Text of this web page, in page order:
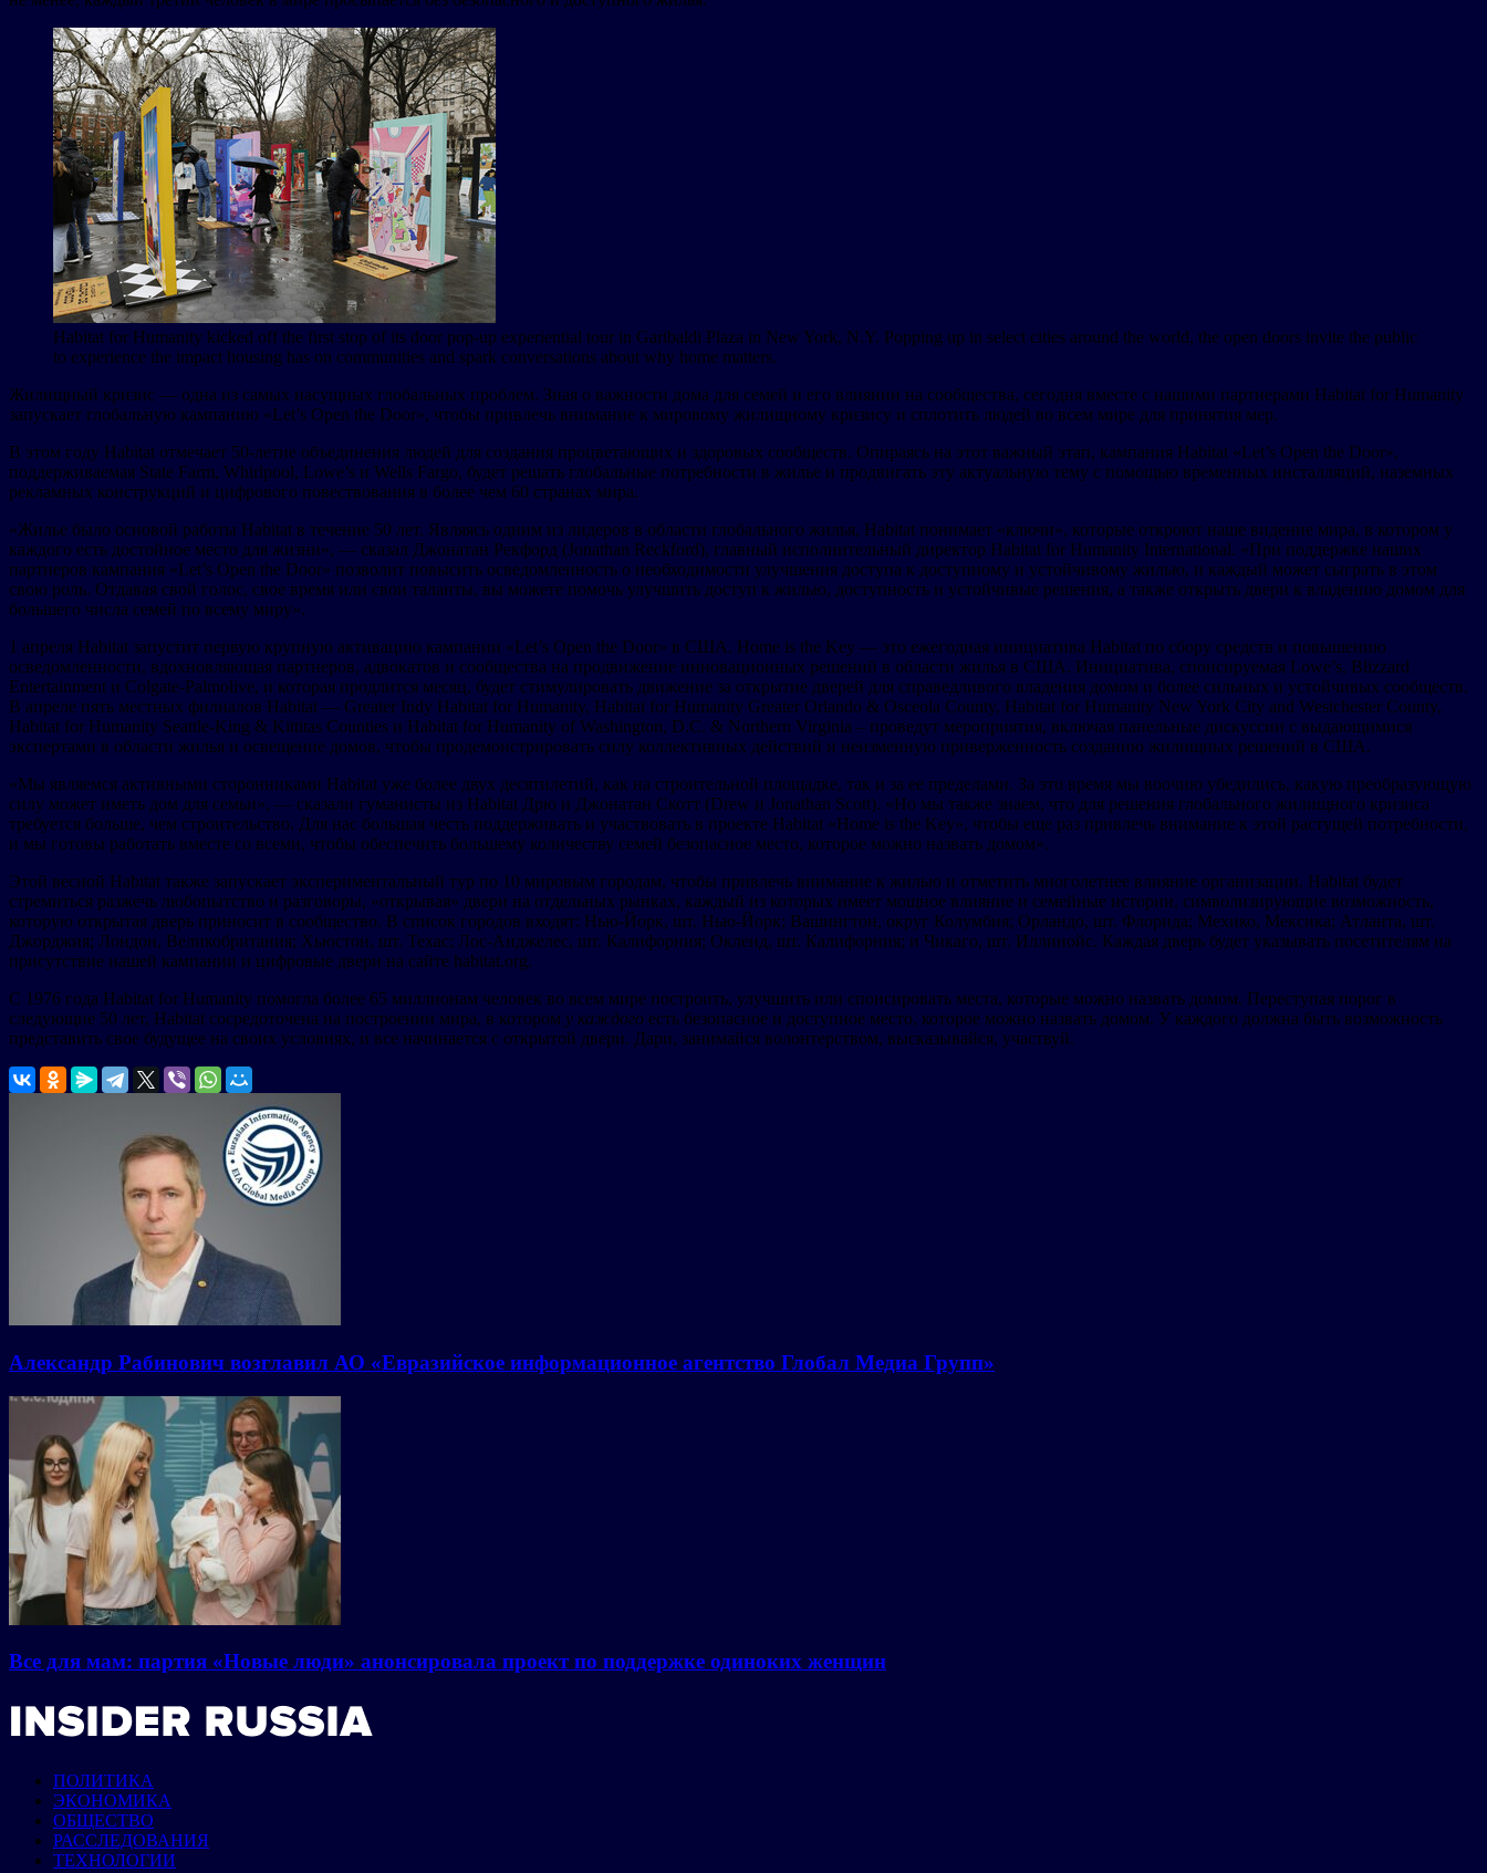
Habitat for Humanity kicked off the first stop of its door pop-up experiential tour in Garibaldi Plaza in New York, N.Y. Popping up in select cities around the world, the open doors invite the public
to experience the impact housing has on communities and spark conversations about why home matters.
Жилищный кризис — одна из самых насущных глобальных проблем. Зная о важности дома для семей и его влиянии на сообщества, сегодня вместе с нашими партнерами Habitat for Humanity
запускает глобальную кампанию «Let’s Open the Door», чтобы привлечь внимание к мировому жилищному кризису и сплотить людей во всем мире для принятия мер.
В этом году Habitat отмечает 50-летие объединения людей для создания процветающих и здоровых сообществ. Опираясь на этот важный этап, кампания Habitat «Let’s Open the Door»,
поддерживаемая State Farm, Whirlpool, Lowe’s и Wells Fargo, будет решать глобальные потребности в жилье и продвигать эту актуальную тему с помощью временных инсталляций, наземных
рекламных конструкций и цифрового повествования в более чем 60 странах мира.
«Жилье было основой работы Habitat в течение 50 лет. Являясь одним из лидеров в области глобального жилья, Habitat понимает «ключи», которые откроют наше видение мира, в котором у
каждого есть достойное место для жизни», — сказал Джонатан Рекфорд (Jonathan Reckford), главный исполнительный директор Habitat for Humanity International. «При поддержке наших
партнеров кампания «Let’s Open the Door» позволит повысить осведомленность о необходимости улучшения доступа к доступному и устойчивому жилью, и каждый может сыграть в этом
свою роль. Отдавая свой голос, свое время или свои таланты, вы можете помочь улучшить доступ к жилью, доступность и устойчивые решения, а также открыть двери к владению домом для
большего числа семей по всему миру».
1 апреля Habitat запустит первую крупную активацию кампании «Let’s Open the Door» в США. Home is the Key — это ежегодная инициатива Habitat по сбору средств и повышению
осведомленности, вдохновляющая партнеров, адвокатов и сообщества на продвижение инновационных решений в области жилья в США. Инициатива, спонсируемая Lowe’s, Blizzard
Entertainment и Colgate-Palmolive, и которая продлится месяц, будет стимулировать движение за открытие дверей для справедливого владения домом и более сильных и устойчивых сообществ.
В апреле пять местных филиалов Habitat — Greater Indy Habitat for Humanity, Habitat for Humanity Greater Orlando & Osceola County, Habitat for Humanity New York City and Westchester County,
Habitat for Humanity Seattle-King & Kittitas Counties и Habitat for Humanity of Washington, D.C. & Northern Virginia – проведут мероприятия, включая панельные дискуссии с выдающимися
экспертами в области жилья и освещение домов, чтобы продемонстрировать силу коллективных действий и неизменную приверженность созданию жилищных решений в США.
«Мы являемся активными сторонниками Habitat уже более двух десятилетий, как на строительной площадке, так и за ее пределами. За это время мы воочию убедились, какую преобразующую
силу может иметь дом для семьи», — сказали гуманисты из Habitat Дрю и Джонатан Скотт (Drew и Jonathan Scott). «Но мы также знаем, что для решения глобального жилищного кризиса
требуется больше, чем строительство. Для нас большая честь поддерживать и участвовать в проекте Habitat «Home is the Key», чтобы еще раз привлечь внимание к этой растущей потребности,
и мы готовы работать вместе со всеми, чтобы обеспечить большему количеству семей безопасное место, которое можно назвать домом».
Этой весной Habitat также запускает экспериментальный тур по 10 мировым городам, чтобы привлечь внимание к жилью и отметить многолетнее влияние организации. Habitat будет
стремиться разжечь любопытство и разговоры, «открывая» двери на отдельных рынках, каждый из которых имеет мощное влияние и семейные истории, символизирующие возможность,
которую открытая дверь приносит в сообщество. В список городов входят: Нью-Йорк, шт. Нью-Йорк; Вашингтон, округ Колумбия; Орландо, шт. Флорида; Мехико, Мексика; Атланта, шт.
Джорджия; Лондон, Великобритания; Хьюстон, шт. Техас; Лос-Анджелес, шт. Калифорния; Окленд, шт. Калифорния; и Чикаго, шт. Иллинойс. Каждая дверь будет указывать посетителям на
присутствие нашей кампании и цифровые двери на сайте habitat.org.
С 1976 года Habitat for Humanity помогла более 65 миллионам человек во всем мире построить, улучшить или спонсировать места, которые можно назвать домом. Переступая порог в
следующие 50 лет, Habitat сосредоточена на построении мира, в котором у каждого есть безопасное и доступное место, которое можно назвать домом. У каждого должна быть возможность
представить свое будущее на своих условиях, и все начинается с открытой двери. Дари, занимайся волонтерством, высказывайся, участвуй.
Александр Рабинович возглавил АО «Евразийское информационное агентство Глобал Медиа Групп»
Все для мам: партия «Новые люди» анонсировала проект по поддержке одиноких женщин
ПОЛИТИКА
ЭКОНОМИКА
ОБЩЕСТВО
РАССЛЕДОВАНИЯ
ТЕХНОЛОГИИ